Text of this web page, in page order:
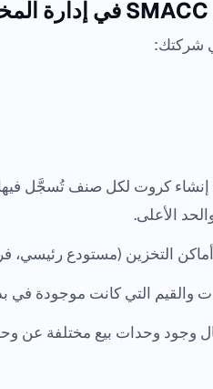
شركتك:
إنشاء كروت لكل صنف تُسجَّل فيها:
الأعلى.
التخزين (مستودع رئيسي،
والقيم التي كانت موجودة في
وجود وحدات بيع مختلفة عن